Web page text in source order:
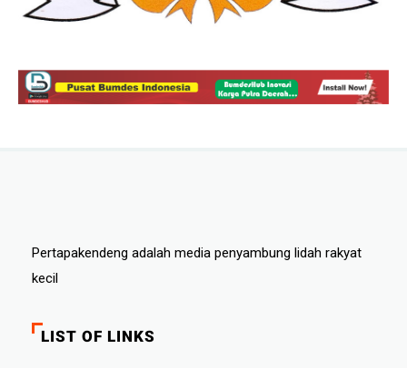
Pertapakendeng adalah media penyambung lidah rakyat
kecil
LIST OF LINKS